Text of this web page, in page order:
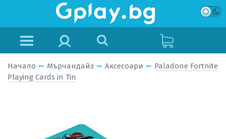
Начало Мърчандайз Аксесоари
Paladone Fortnite
Playing Cards in Tin